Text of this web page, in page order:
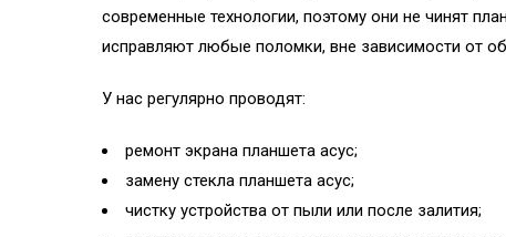
современные технологии, поэтому они не чинят
исправляют любые поломки, вне зависимости от
У нас регулярно проводят:
ремонт экрана планшета асус;
замену стекла планшета асус;
чистку устройства от пыли или после залития;